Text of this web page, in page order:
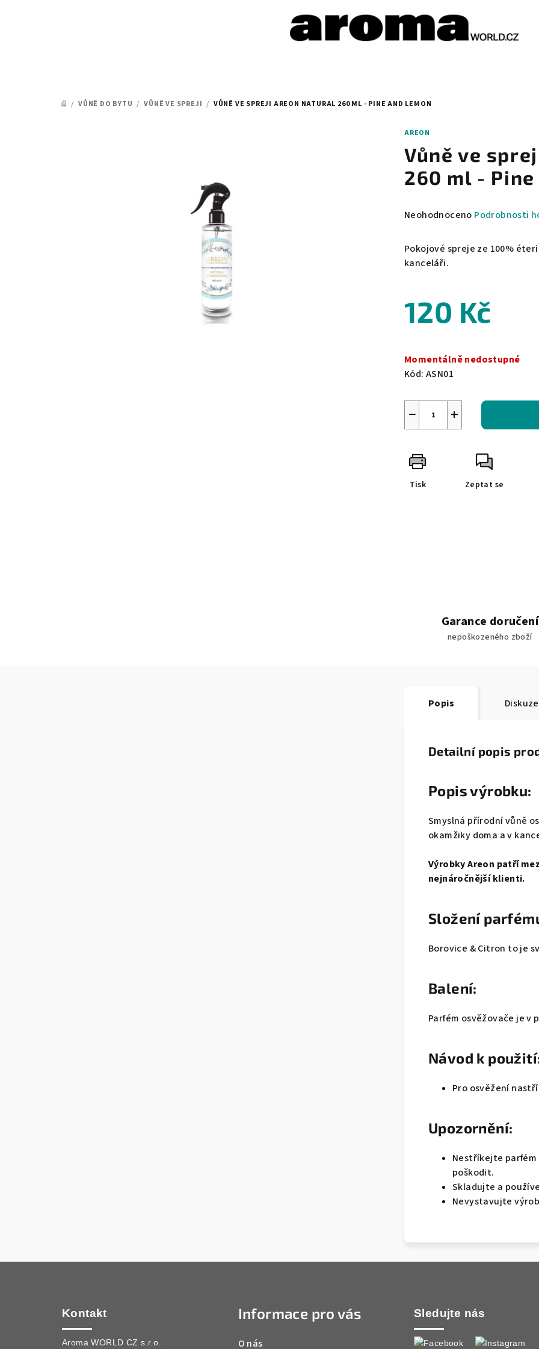
DOMŮ
/ VŮNĚ DO BYTU / VŮNĚ VE SPREJI / VŮNĚ VE SPREJI AREON NATURAL 260 ML - PINE AND LEMON
AREON
Vůně ve
260 ml - Pine
Průměrné
produktu
je
5
hvězdiček.
Neohodnoceno Podrobnosti
Pokojové spreje ze 100%
kanceláři.
120 Kč
cena:
Momentálně nedostupné
Kód: ASN01
+
−
Tisk Zeptat se
Garance doručení
nepoškozeného zboží
Popis Diskuze
Detailní popis
Popis výrobku:
Smyslná přírodní vůně
okamžiky doma a v
Výrobky Areon patří
nejnáročnější klienti.
Složení
Borovice & Citron to je
Balení:
Parfém osvěžovače je v
Návod k
Pro osvěžení
Upozornění:
Nestříkejte parfém
poškodit.
Skladujte a
Nevystavujte
Kontakt
Aroma WORLD CZ s.r.o.
Informace pro vás
O nás
Sledujte nás